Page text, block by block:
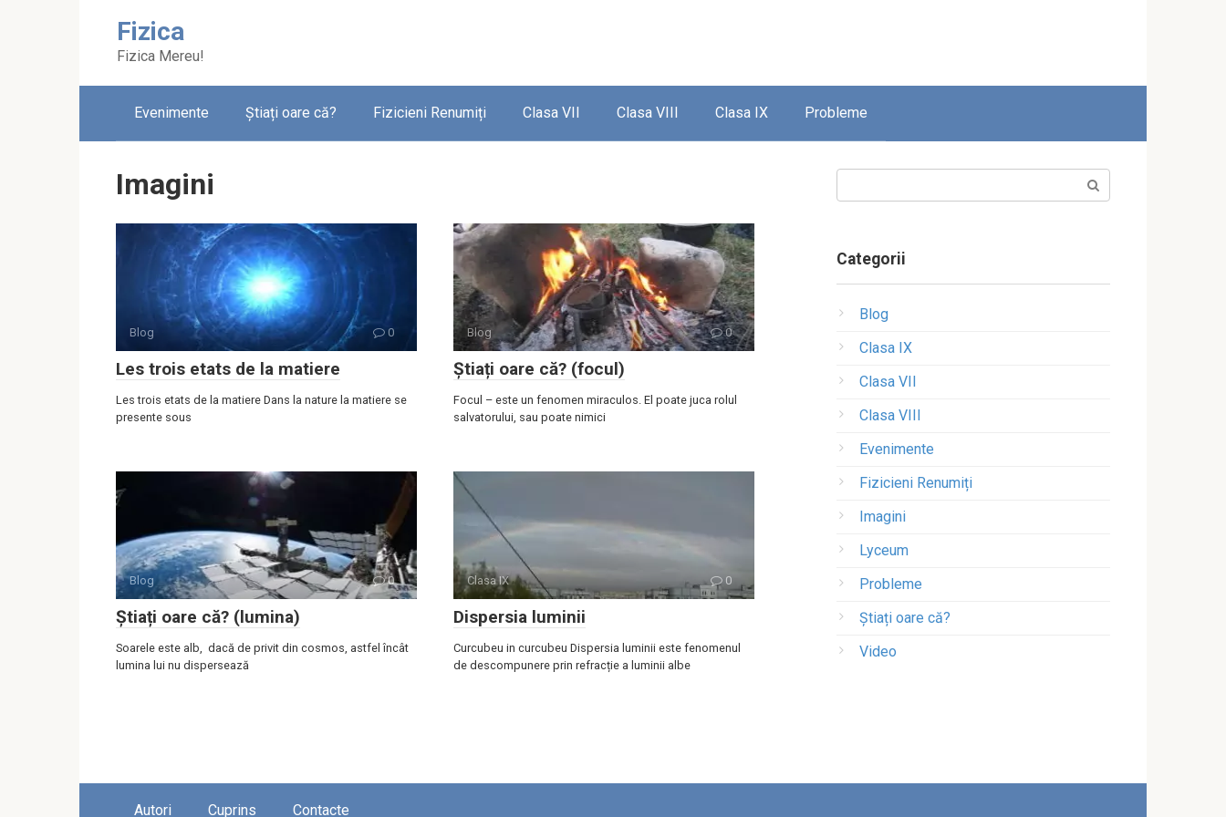
Fizica
Fizica Mereu!
Evenimente Știați oare că? Fizicieni Renumiți Clasa VII Clasa VIII Clasa IX Probleme
Imagini
Blog 0
Les trois etats de la matiere
Les trois etats de la matiere Dans la nature la matiere se
presente sous
Blog 0
Știați oare că? (focul)
Focul – este un fenomen miraculos. El poate juca rolul
salvatorului, sau poate nimici
Blog 0
Știați oare că? (lumina)
Soarele este alb, dacă de privit din cosmos, astfel încât
lumina lui nu dispersează
Clasa IX 0
Dispersia luminii
Curcubeu in curcubeu Dispersia luminii este fenomenul
de descompunere prin refracție a luminii albe
Categorii
Blog
Clasa IX
Clasa VII
Clasa VIII
Evenimente
Fizicieni Renumiți
Imagini
Lyceum
Probleme
Știați oare că?
Video
Autori Cuprins Contacte